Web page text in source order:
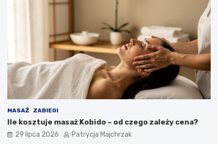
MASAŻ ZABIEGI
Ile kosztuje masaż Kobido – od czego zależy cena?
29 lipca 2026 Patrycja Majchrzak